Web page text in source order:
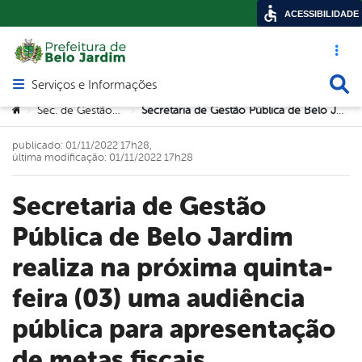
Acesso
Abrir menu principal de navegação
Serviços e Informações
Você está aqui:
> Sec. de Gestão Pública > Secretaria de Gestão Pública de Belo Jardim realiza na próxima quinta-feira (03) uma audiência pública para apresentação de metas fiscais
Secretaria de Gestão
Pública de Belo Jardim
realiza na próxima quinta-
feira (03) uma audiência
pública para apresentação
publicado: 01/11/2022 17h28,
última modificação: 01/11/2022 17h28
ACESSIBILIDADE